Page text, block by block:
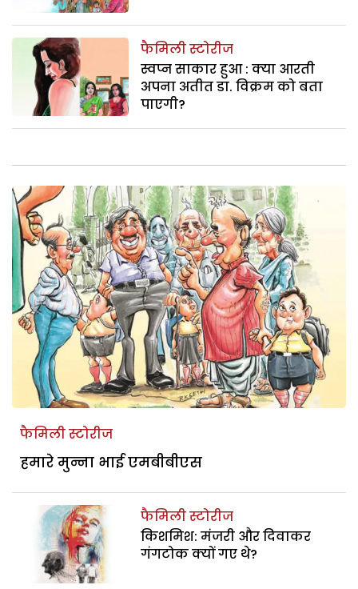
फैमिली स्टोरीज
स्वप्न साकार हुआ : क्या आरती
अपना अतीत डा. विक्रम को बता
पाएगी?
फैमिली स्टोरीज
हमारे मुन्ना भाई एमबीबीएस
फैमिली स्टोरीज
किशमिश: मंजरी और दिवाकर
गंगटोक क्यों गए थे?